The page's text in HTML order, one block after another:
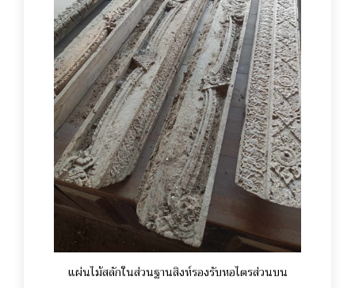
แผ่นไม้สลักในส่วนฐานสิงห์รองรับหอไตรส่วนบน